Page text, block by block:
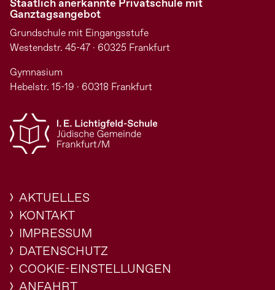
Staatlich anerkannte Privatschule mit
Ganztagsangebot
Grundschule mit Eingangsstufe
Westendstr. 45-47 · 60325 Frankfurt
Gymnasium
Hebelstr. 15-19 · 60318 Frankfurt
AKTUELLES
KONTAKT
IMPRESSUM
DATENSCHUTZ
COOKIE-EINSTELLUNGEN